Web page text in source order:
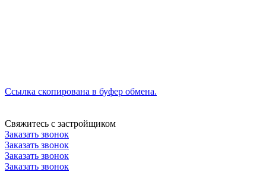
Ссылка скопирована в буфер обмена.
Свяжитесь с застройщиком
Заказать звонок
Заказать звонок
Заказать звонок
Заказать звонок